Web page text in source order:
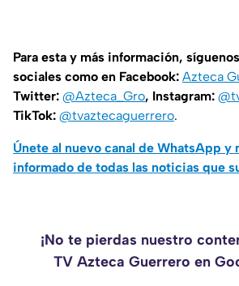
Para esta y más información,
sociales como en Facebook: Azteca
Twitter: @Azteca_Gro, Instagram:
TikTok: @tvaztecaguerrero.
Únete al nuevo canal de WhatsApp y
informado de todas las noticias que
¡No te pierdas nuestro
TV Azteca Guerrero en